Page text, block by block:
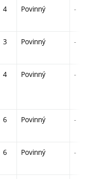
4 Povinný -
3 Povinný -
4 Povinný -
6 Povinný -
6 Povinný -